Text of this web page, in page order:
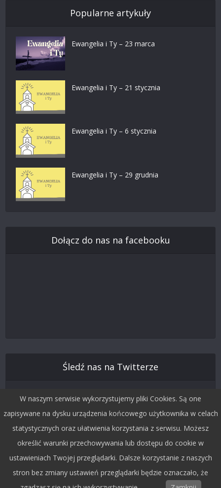
Popularne artykuły
Ewangelia i Ty – 23 marca
Ewangelia i Ty – 21 stycznia
Ewangelia i Ty – 6 stycznia
Ewangelia i Ty – 29 grudnia
Dołącz do nas na facebooku
Śledź nas na Twitterze
Copyright © 2015 by Dobra Fala.
W naszym serwisie wykorzystujemy pliki Cookies. Są one
zapisywane na dysku urządzenia końcowego użytkownika w celach
statystycznych oraz ułatwienia korzystania z serwisu. Możesz
określić warunki przechowywania lub dostępu do cookie w
ustawieniach Twojej przeglądarki. Dalsze korzystanie z naszych
stron bez zmiany ustawień przeglądarki będzie oznaczało, że